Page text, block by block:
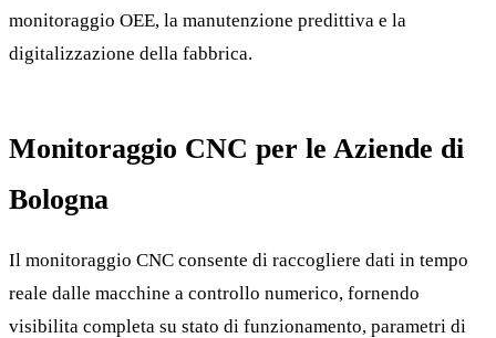
monitoraggio OEE, la manutenzione predittiva e la
digitalizzazione della fabbrica.
Monitoraggio CNC per le Aziende di
Bologna
Il monitoraggio CNC consente di raccogliere dati in tempo
reale dalle macchine a controllo numerico, fornendo
visibilita completa su stato di funzionamento, parametri di